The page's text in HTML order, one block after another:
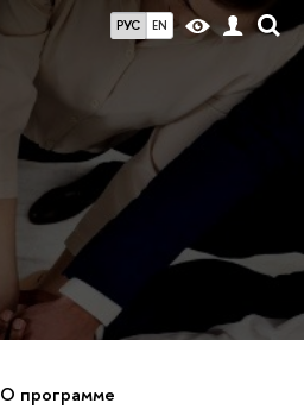
РУС EN
О программе